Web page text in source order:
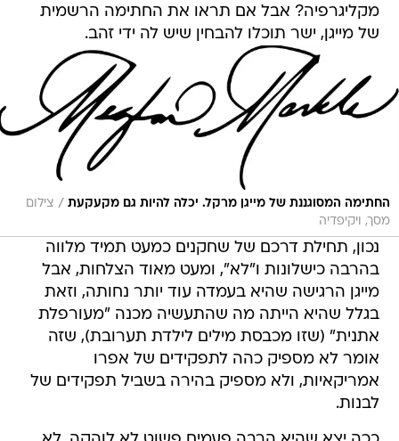
מקליגרפיה? אבל אם תראו את החתימה הרשמית
של מייגן, ישר תוכלו להבחין שיש לה ידי זהב.
החתימה המסוגננת של מייגן מרקל. יכלה להיות גם מקעקעת / צילום
מסך, ויקיפדיה
נכון, תחילת דרכם של שחקנים כמעט תמיד מלווה
בהרבה כישלונות ו"לא", ומעט מאוד הצלחות, אבל
מייגן הרגישה שהיא בעמדה עוד יותר נחותה, וזאת
בגלל שהיא הייתה מה שהתעשיה מכנה "מעורפלת
אתנית" (שזו מכבסת מילים לילדת תערובת), שזה
אומר לא מספיק כהה לתפקידים של אפרו
אמריקאיות, ולא מספיק בהירה בשביל תפקידים של
לבנות.